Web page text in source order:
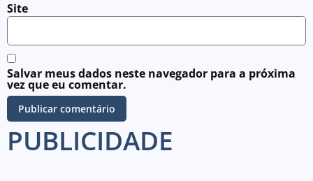
Site
Salvar meus dados neste navegador para a próxima
vez que eu comentar.
PUBLICIDADE